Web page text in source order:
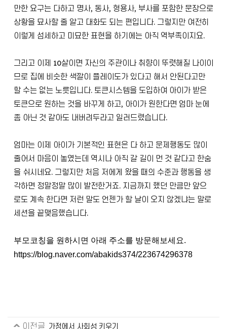
만한 요구는 다하고 명사, 동사, 형용사, 부사를 포함한 문장으로
상황을 묘사할 줄 알고 대화도 되는 편입니다. 그렇지만 여전히
이렇게 섬세하고 미묘한 표현을 하기에는 아직 역부족이지요.
그리고 이제 10살이면 자신의 주관이나 취향이 뚜렷해질 나이이
므로 집에 비슷한 색깔이 플레이도가 있다고 해서 안된다고만
할 수는 없는 노릇입니다. 토큰시스템을 도입하여 아이가 받은
토큰으로 원하는 것을 바꾸게 하고, 아이가 원한다면 엄마 눈에
좀 아닌 것 같아도 내버려두라고 일러드렸습니다.
엄마는 이제 아이가 기본적인 표현은 다 하고 문제행동도 많이
줄어서 마음이 놓였는데 역시나 아직 갈 길이 먼 것 같다고 한숨
을 쉬시네요. 그렇지만 처음 저에게 왔을 때의 수준과 행동을 생
각하면 정말정말 많이 발전한거죠. 지금까지 했던 만큼만 앞으
로도 계속 한다면 저런 말도 언젠가 할 날이 오지 않겠냐는 말로
세션을 끝맺음했습니다.
부모코칭을 원하시면 아래 주소를 방문해보세요.
https://blog.naver.com/abakids374/223674296378
이전글 가정에서 사회성 키우기